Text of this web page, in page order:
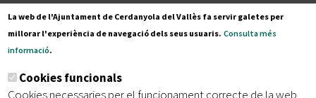
Segueix-nos a:
Subscriu-te al nostre butlletí
La web de l'Ajuntament de Cerdanyola del Vallès fa servir galetes per
millorar l'experiència de navegació dels seus usuaris. Consulta més
informació.
Cookies funcionals
Cookies necessaries per el funcionament correcte de la web